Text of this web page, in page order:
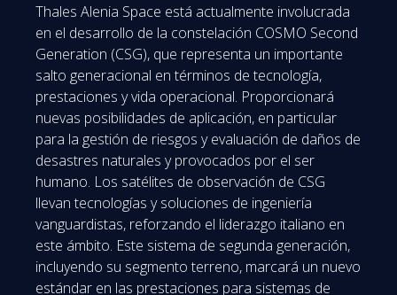
Thales Alenia Space está actualmente involucrada
en el desarrollo de la constelación COSMO Second
Generation (CSG), que representa un importante
salto generacional en términos de tecnología,
prestaciones y vida operacional. Proporcionará
nuevas posibilidades de aplicación, en particular
para la gestión de riesgos y evaluación de daños de
desastres naturales y provocados por el ser
humano. Los satélites de observación de CSG
llevan tecnologías y soluciones de ingeniería
vanguardistas, reforzando el liderazgo italiano en
este ámbito. Este sistema de segunda generación,
incluyendo su segmento terreno, marcará un nuevo
estándar en las prestaciones para sistemas de